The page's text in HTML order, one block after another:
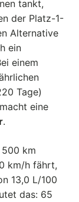
tankt,
der Platz-1-
Alternative
ein
einem
Tage)
eine
.
km
km/h fährt,
13,0 L/100
das: 65